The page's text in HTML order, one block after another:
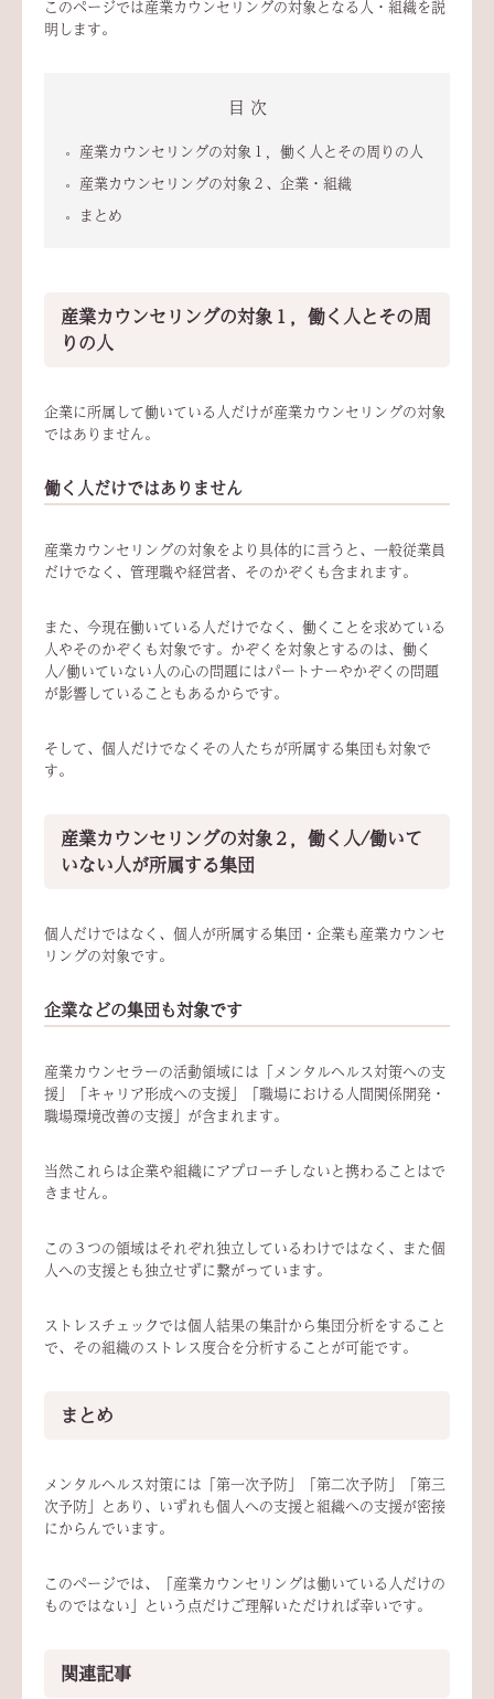
このページでは産業カウンセリングの対象となる人・組織を説
明します。
目 次
産業カウンセリングの対象１，働く人とその周りの人
産業カウンセリングの対象２、企業・組織
まとめ
産業カウンセリングの対象１，働く人とその周
りの人
企業に所属して働いている人だけが産業カウンセリングの対象
ではありません。
働く人だけではありません
産業カウンセリングの対象をより具体的に言うと、一般従業員
だけでなく、管理職や経営者、そのかぞくも含まれます。
また、今現在働いている人だけでなく、働くことを求めている
人やそのかぞくも対象です。かぞくを対象とするのは、働く
人/働いていない人の心の問題にはパートナーやかぞくの問題
が影響していることもあるからです。
そして、個人だけでなくその人たちが所属する集団も対象で
す。
産業カウンセリングの対象２，働く人/働いて
いない人が所属する集団
個人だけではなく、個人が所属する集団・企業も産業カウンセ
リングの対象です。
企業などの集団も対象です
産業カウンセラーの活動領域には「メンタルヘルス対策への支
援」「キャリア形成への支援」「職場における人間関係開発・
職場環境改善の支援」が含まれます。
当然これらは企業や組織にアプローチしないと携わることはで
きません。
この３つの領域はそれぞれ独立しているわけではなく、また個
人への支援とも独立せずに繋がっています。
ストレスチェックでは個人結果の集計から集団分析をすること
で、その組織のストレス度合を分析することが可能です。
まとめ
メンタルヘルス対策には「第一次予防」「第二次予防」「第三
次予防」とあり、いずれも個人への支援と組織への支援が密接
にからんでいます。
このページでは、
「産業カウンセリングは働いている人だけの
ものではない」 という点だけご理解いただければ幸いです。
関連記事